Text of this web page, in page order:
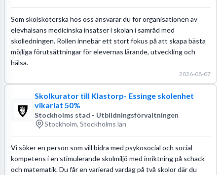
Som skolsköterska hos oss ansvarar du för organisationen av
elevhälsans medicinska insatser i skolan i samråd med
skolledningen. Rollen innebär ett stort fokus på att skapa bästa
möjliga förutsättningar för elevernas lärande, utveckling och
hälsa.
2026-08-07
Skolkurator till Klastorp- Essinge skolenhet
vikariat 50%
Stockholms stad - Utbildningsförvaltningen
Stockholm, Stockholms län
Vi söker en person som vill bidra med psykosocial och social
kompetens i en stimulerande skolmiljö med inriktning på schack
och matematik. Du får en varierad vardag på två skolor där du